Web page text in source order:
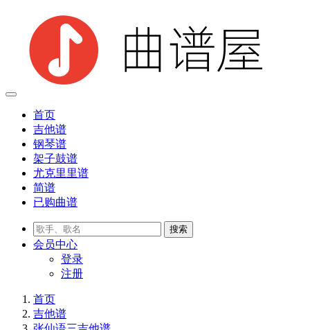
首页
吉他谱
钢琴谱
架子鼓谱
尤克里里谱
简谱
已购曲谱
会员中心
登录
注册
首页
吉他谱